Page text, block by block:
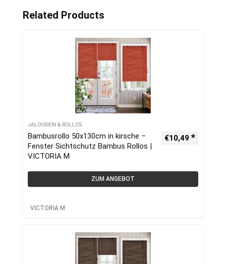
Related Products
JALOUSIEN & ROLLOS
Bambusrollo 50x130cm in kirsche –
Fenster Sichtschutz Bambus Rollos |
VICTORIA M
€10,49
ZUM ANGEBOT
VICTORIA M